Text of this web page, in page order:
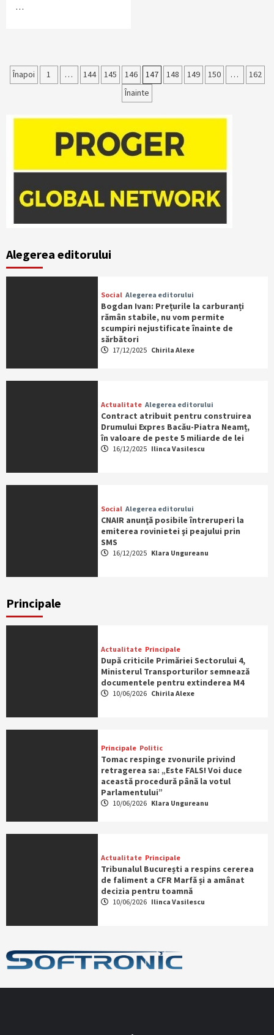
…
Paginație
Înapoi 1 … 144 145 146 147 148 149 150 …
162
Înainte
Alegerea editorului
Social Alegerea editorului
Bogdan Ivan: Prețurile la carburanți
rămân stabile, nu vom permite
scumpiri nejustificate înainte de
sărbători
17/12/2025 Chirila Alexe
Actualitate Alegerea editorului
Contract atribuit pentru construirea
Drumului Expres Bacău-Piatra Neamț,
în valoare de peste 5 miliarde de lei
16/12/2025 Ilinca Vasilescu
Social Alegerea editorului
CNAIR anunţă posibile întreruperi la
emiterea rovinietei şi peajului prin
SMS
16/12/2025 Klara Ungureanu
Principale
Actualitate Principale
După criticile Primăriei Sectorului 4,
Ministerul Transporturilor semnează
documentele pentru extinderea M4
10/06/2026 Chirila Alexe
Principale Politic
Tomac respinge zvonurile privind
retragerea sa: „Este FALS! Voi duce
această procedură până la votul
Parlamentului”
10/06/2026 Klara Ungureanu
Actualitate Principale
Tribunalul București a respins cererea
de faliment a CFR Marfă și a amânat
decizia pentru toamnă
10/06/2026 Ilinca Vasilescu